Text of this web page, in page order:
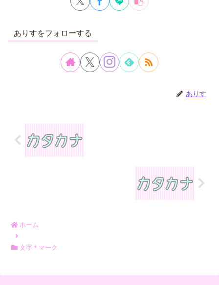
ありすをフォローする
ありす
ホーム
文字＊マーク